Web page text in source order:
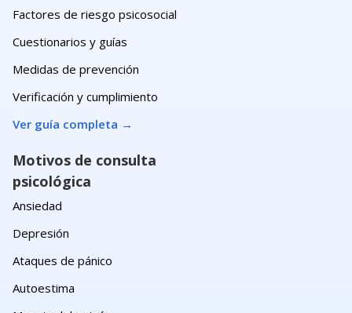
Factores de riesgo psicosocial
Cuestionarios y guías
Medidas de prevención
Verificación y cumplimiento
Ver guía completa →
Motivos de consulta
psicológica
Ansiedad
Depresión
Ataques de pánico
Autoestima